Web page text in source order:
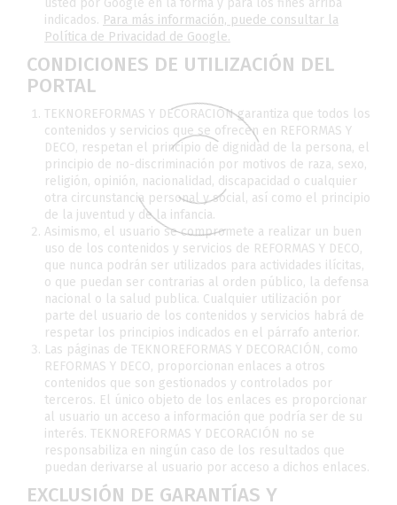
usted por Google en la forma y para los fines arriba
indicados. Para más información, puede consultar la
Política de Privacidad de Google.
CONDICIONES DE UTILIZACIÓN DEL
PORTAL
TEKNOREFORMAS Y DECORACIÓN garantiza que todos los
contenidos y servicios que se ofrecen en REFORMAS Y
DECO, respetan el principio de dignidad de la persona, el
principio de no-discriminación por motivos de raza, sexo,
religión, opinión, nacionalidad, discapacidad o cualquier
otra circunstancia personal y social, así como el principio
de la juventud y de la infancia.
Asimismo, el usuario se compromete a realizar un buen
uso de los contenidos y servicios de REFORMAS Y DECO,
que nunca podrán ser utilizados para actividades ilícitas,
o que puedan ser contrarias al orden público, la defensa
nacional o la salud publica. Cualquier utilización por
parte del usuario de los contenidos y servicios habrá de
respetar los principios indicados en el párrafo anterior.
Las páginas de TEKNOREFORMAS Y DECORACIÓN, como
REFORMAS Y DECO, proporcionan enlaces a otros
contenidos que son gestionados y controlados por
terceros. El único objeto de los enlaces es proporcionar
al usuario un acceso a información que podría ser de su
interés. TEKNOREFORMAS Y DECORACIÓN no se
responsabiliza en ningún caso de los resultados que
puedan derivarse al usuario por acceso a dichos enlaces.
EXCLUSIÓN DE GARANTÍAS Y